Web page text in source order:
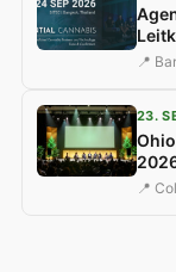
📍
23.
📍